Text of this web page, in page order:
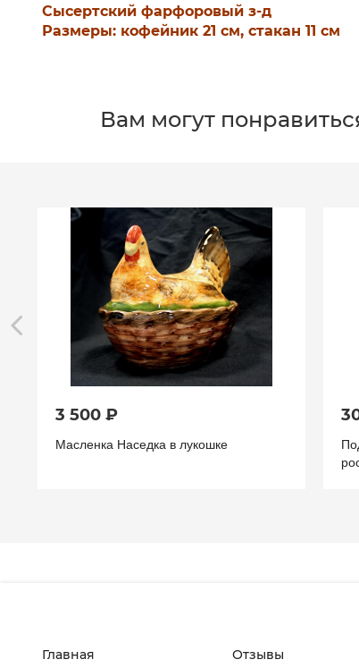
Сысертский фарфоровый з-д
Размеры: кофейник 21 см, стакан 11 см
Вам могут
3 500 ₽
Масленка Наседка в лукошке
Главная Отзывы